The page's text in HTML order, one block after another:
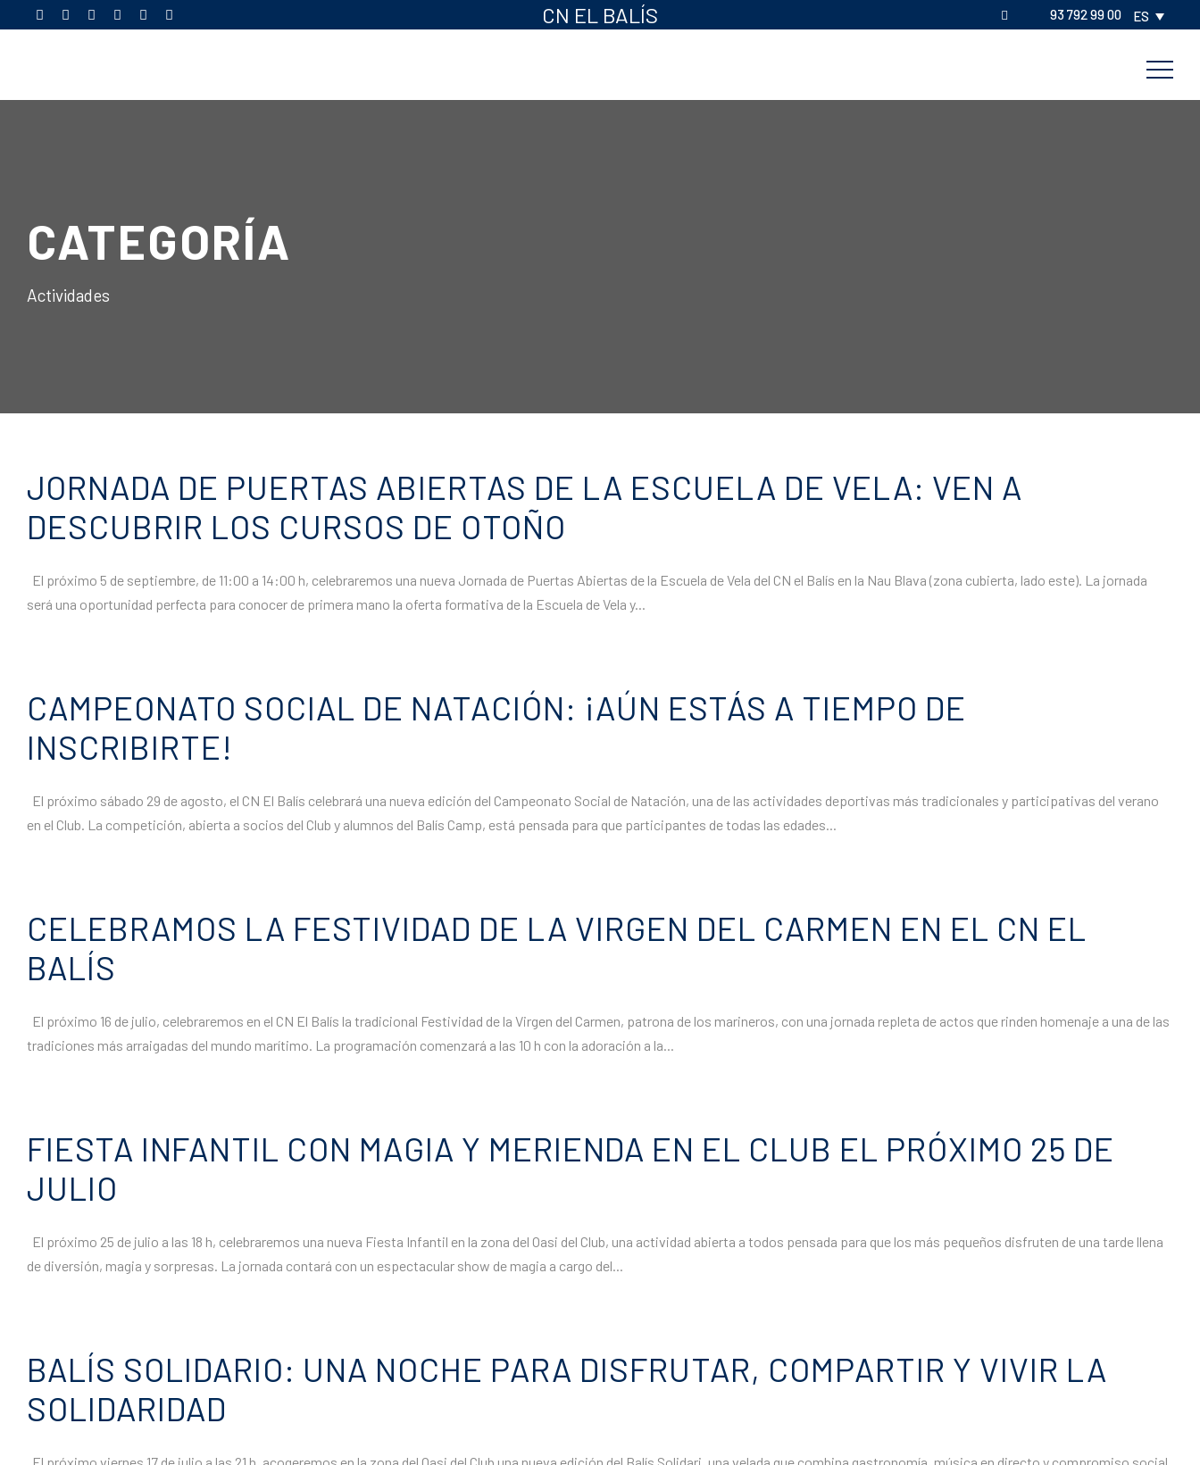
CN EL BALÍS 93 792 99 00 ES
CATEGORÍA
Actividades
JORNADA DE PUERTAS ABIERTAS DE LA ESCUELA DE VELA: VEN A
DESCUBRIR LOS CURSOS DE OTOÑO
El próximo 5 de septiembre, de 11:00 a 14:00 h, celebraremos una nueva Jornada de Puertas Abiertas de la Escuela de Vela del CN el Balís en la Nau Blava (zona cubierta, lado este). La jornada
será una oportunidad perfecta para conocer de primera mano la oferta formativa de la Escuela de Vela y...
CAMPEONATO SOCIAL DE NATACIÓN: ¡AÚN ESTÁS A TIEMPO DE
INSCRIBIRTE!
El próximo sábado 29 de agosto, el CN El Balís celebrará una nueva edición del Campeonato Social de Natación, una de las actividades deportivas más tradicionales y participativas del verano
en el Club. La competición, abierta a socios del Club y alumnos del Balís Camp, está pensada para que participantes de todas las edades...
CELEBRAMOS LA FESTIVIDAD DE LA VIRGEN DEL CARMEN EN EL CN EL
BALÍS
El próximo 16 de julio, celebraremos en el CN El Balís la tradicional Festividad de la Virgen del Carmen, patrona de los marineros, con una jornada repleta de actos que rinden homenaje a una de las
tradiciones más arraigadas del mundo marítimo. La programación comenzará a las 10 h con la adoración a la...
FIESTA INFANTIL CON MAGIA Y MERIENDA EN EL CLUB EL PRÓXIMO 25 DE
JULIO
El próximo 25 de julio a las 18 h, celebraremos una nueva Fiesta Infantil en la zona del Oasi del Club, una actividad abierta a todos pensada para que los más pequeños disfruten de una tarde llena
de diversión, magia y sorpresas. La jornada contará con un espectacular show de magia a cargo del...
BALÍS SOLIDARIO: UNA NOCHE PARA DISFRUTAR, COMPARTIR Y VIVIR LA
SOLIDARIDAD